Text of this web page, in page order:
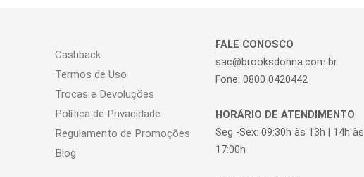
Cashback
Termos de Uso
Trocas e Devoluções
Política de Privacidade
Regulamento de Promoções
Blog
FALE CONOSCO
sac@brooksdonna.com.br
Fone: 0800 0420442
HORÁRIO DE ATENDIMENTO
Seg -Sex: 09:30h às 13h | 14h às
17:00h